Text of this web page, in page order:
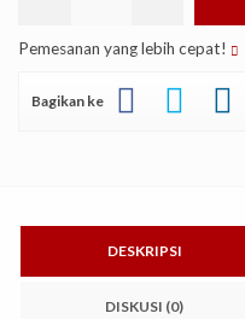
Pemesanan yang lebih cepat!
Bagikan ke
DESKRIPSI
DISKUSI (0)